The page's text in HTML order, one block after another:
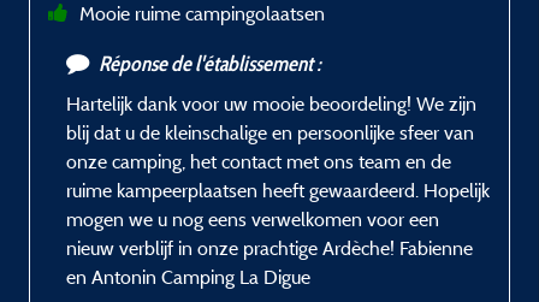
Mooie ruime campingolaatsen
Réponse de l'établissement :
Hartelijk dank voor uw mooie beoordeling! We zijn
blij dat u de kleinschalige en persoonlijke sfeer van
onze camping, het contact met ons team en de
ruime kampeerplaatsen heeft gewaardeerd. Hopelijk
mogen we u nog eens verwelkomen voor een
nieuw verblijf in onze prachtige Ardèche! Fabienne
en Antonin Camping La Digue